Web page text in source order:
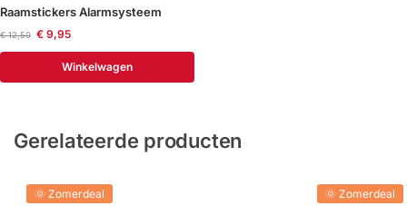
Raamstickers Alarmsysteem
€12,50 €9,95
Winkelwagen
Gerelateerde producten
🌞 Zomerdeal 🌞 Zomerdeal